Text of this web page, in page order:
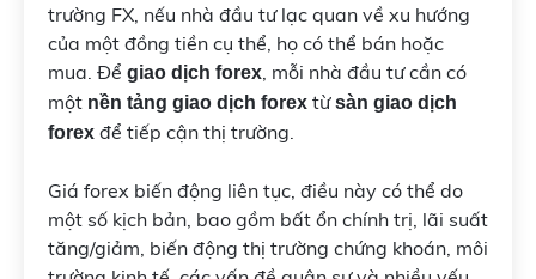
trường FX, nếu nhà đầu tư lạc quan về xu hướng
của một đồng tiền cụ thể, họ có thể bán hoặc
mua. Để giao dịch forex , mỗi nhà đầu tư cần có
một nền tảng giao dịch forex từsàn giao dịch
forex để tiếp cận thị trường.
Giá forex biến động liên tục, điều này có thể do
một số kịch bản, bao gồm bất ổn chính trị, lãi suất
tăng/giảm, biến động thị trường chứng khoán, môi